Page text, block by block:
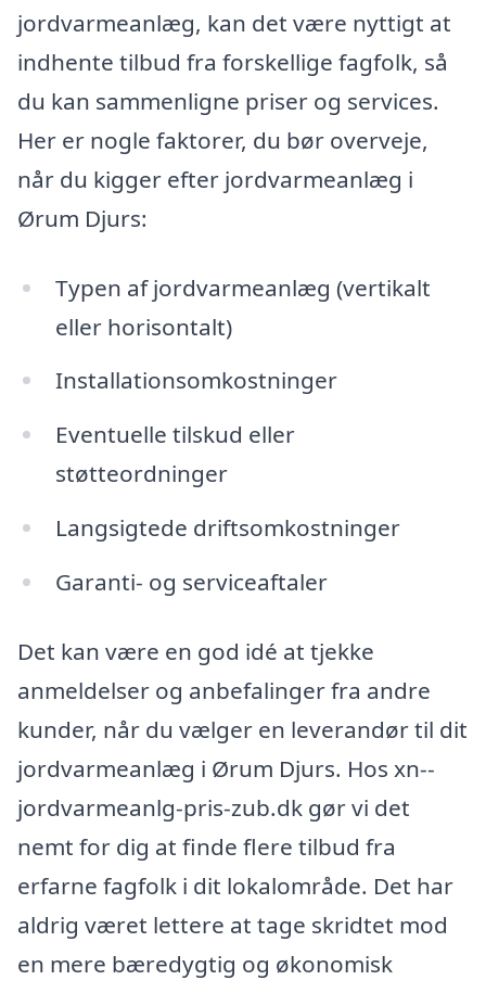
jordvarmeanlæg, kan det være nyttigt at
indhente tilbud fra forskellige fagfolk, så
du kan sammenligne priser og services.
Her er nogle faktorer, du bør overveje,
når du kigger efter jordvarmeanlæg i
Ørum Djurs:
Typen af jordvarmeanlæg (vertikalt
eller horisontalt)
Installationsomkostninger
Eventuelle tilskud eller
støtteordninger
Langsigtede driftsomkostninger
Garanti- og serviceaftaler
Det kan være en god idé at tjekke
anmeldelser og anbefalinger fra andre
kunder, når du vælger en leverandør til dit
jordvarmeanlæg i Ørum Djurs. Hos xn--
jordvarmeanlg-pris-zub.dk gør vi det
nemt for dig at finde flere tilbud fra
erfarne fagfolk i dit lokalområde. Det har
aldrig været lettere at tage skridtet mod
en mere bæredygtig og økonomisk